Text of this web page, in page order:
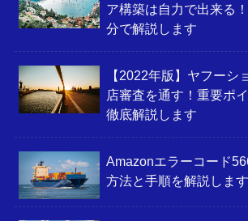
ア構築は自力で出来る
分で解説します
【2022年版】ヤフーシ
店審査を通す！重要ポ
徹底解説します
Amazonエラーコード
方法と手順を解説します